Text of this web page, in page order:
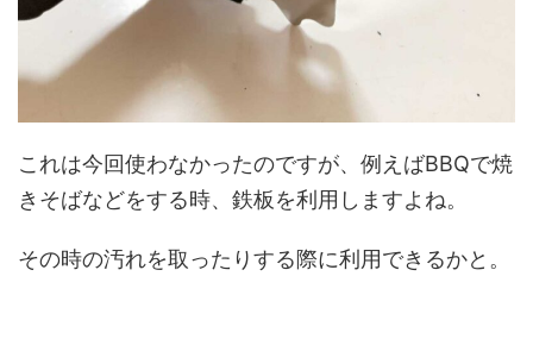
これは今回使わなかったのですが、例えばBBQで焼
きそばなどをする時、鉄板を利用しますよね。
その時の汚れを取ったりする際に利用できるかと。